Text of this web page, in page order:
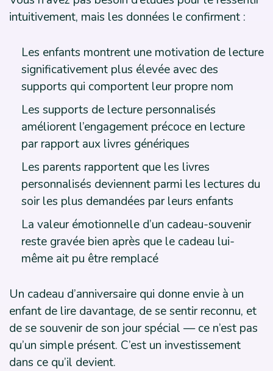
intuitivement, mais les données le confirment :
Les enfants montrent une motivation de lecture
significativement plus élevée avec des
supports qui comportent leur propre nom
Les supports de lecture personnalisés
améliorent l’engagement précoce en lecture
par rapport aux livres génériques
Les parents rapportent que les livres
personnalisés deviennent parmi les lectures du
soir les plus demandées par leurs enfants
La valeur émotionnelle d’un cadeau-souvenir
reste gravée bien après que le cadeau lui-
même ait pu être remplacé
Un cadeau d’anniversaire qui donne envie à un
enfant de lire davantage, de se sentir reconnu, et
de se souvenir de son jour spécial — ce n’est pas
qu’un simple présent. C’est un investissement
dans ce qu’il devient.